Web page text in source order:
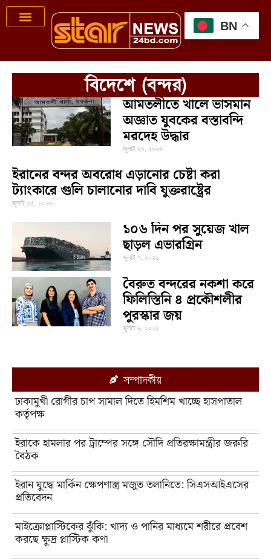
বিদেশে (বন্দর)
আমতলীতে খালে ভাসমান
অজ্ঞাত যুবকের বস্তাবন্দি
মরদেহ উদ্ধার
জুলাই ২৯, ২০২৬
ইরানের বন্দর অবরোধ এড়ানোর চেষ্টা করা
ট্যাংকারে গুলি চালানোর দাবি যুক্তরাষ্ট্রের
জুলাই ২৫, ২০২৬
১০৬ দিন পর সুয়েজ খাল
ছাড়ল এভারগ্রিন
জুলাই ৭, ২০২১
বৈরুত বন্দরের নকশা করে
ফিলিস্তিনি ৪ প্রকৌশলীর
পুরস্কার জয়
জুলাই ৬, ২০২১
সম্পাদকীয়
ঢাকামুখী রোগীর চাপ সামাল দিতে হিমশিম খাচ্ছে হাসপাতাল
কর্তৃপক্ষ
ইরাকে হামলার পর ট্রাম্পের সঙ্গে সৌদি প্রতিরক্ষামন্ত্রীর জরুরি
বৈঠক
ইরান যুদ্ধে মার্কিন ক্ষেপণাস্ত্র মজুত তলানিতে: সিএসআইএসের
প্রতিবেদন
মাইক্রোপ্লাস্টিকের ঝুঁকি: খাদ্য ও পানির মাধ্যমে শরীরে প্রবেশ
করছে ক্ষুদ্র প্লাস্টিক কণা
BN